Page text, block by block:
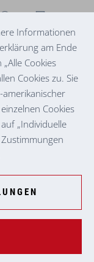
wichtige
Informationen
am Ende
Cookies
Cookies zu. Sie
Cookies
„Individuelle